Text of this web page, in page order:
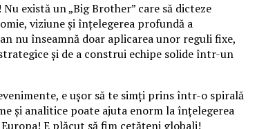
există un „Big Brother” care să dicteze
viziune și înțelegerea profundă a
nu înseamnă doar aplicarea unor reguli fixe,
și de a construi echipe solide într-un
e ușor să te simți prins într-o spirală
și analitice poate ajuta enorm la înțelegerea
E plăcut să fim cetățeni globali!